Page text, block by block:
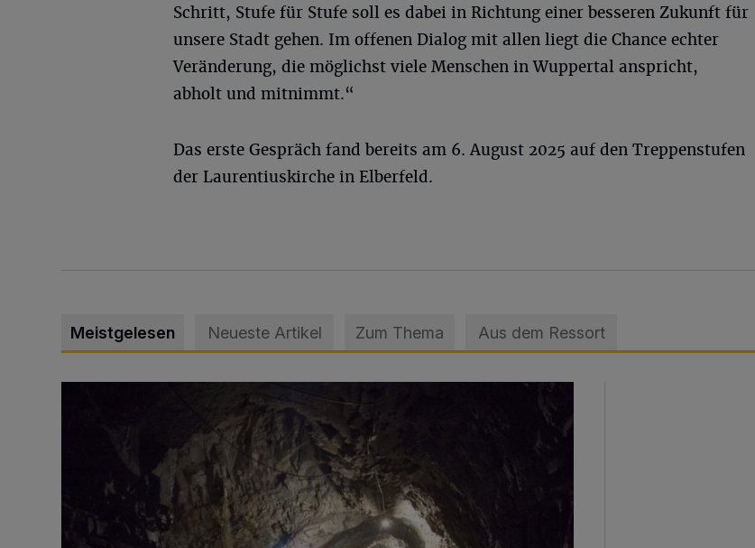
Schritt, Stufe für Stufe soll es dabei in Richtung einer besseren Zukunft für
unsere Stadt gehen. Im offenen Dialog mit allen liegt die Chance echter
Veränderung, die möglichst viele Menschen in Wuppertal anspricht,
abholt und mitnimmt.“
Das erste Gespräch fand bereits am 6. August 2025 auf den Treppenstufen
der Laurentiuskirche in Elberfeld.
Meistgelesen Neueste Artikel Zum Thema Aus dem Ressort